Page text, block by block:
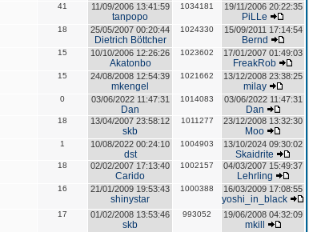
41 11/09/2006 13:41:59
tanpopo
1034181 19/11/2006 20:22:35
PiLLe
18 25/05/2007 00:20:44
Dietrich Böttcher
1024330 15/09/2011 17:14:54
Bernd
15 10/10/2006 12:26:26
Akatonbo
1023602 17/01/2007 01:49:03
FreakRob
15 24/08/2008 12:54:39
mkengel
1021662 13/12/2008 23:38:25
milay
0 03/06/2022 11:47:31
Dan
1014083 03/06/2022 11:47:31
Dan
18 13/04/2007 23:58:12
skb
1011277 23/12/2008 13:32:30
Moo
1 10/08/2022 00:24:10
dst
1004903 13/10/2024 09:30:02
Skaidrite
18 02/02/2007 17:13:40
Carido
1002157 04/03/2007 15:49:37
Lehrling
16 21/01/2009 19:53:43
shinystar
1000388 16/03/2009 17:08:55
yoshi_in_black
17 01/02/2008 13:53:46
skb
993052 19/06/2008 04:32:09
mkill